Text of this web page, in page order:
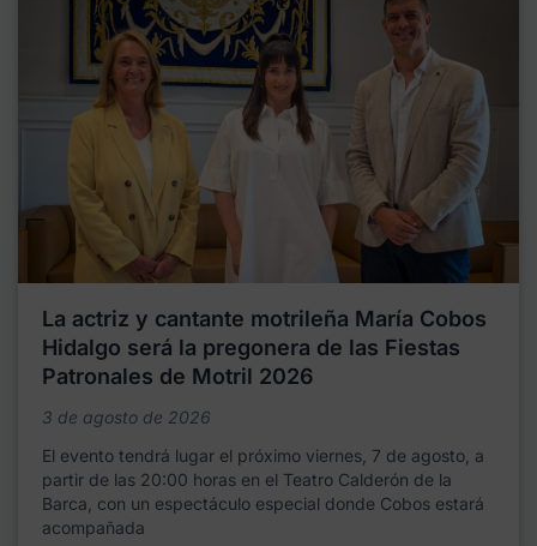
La actriz y cantante motrileña María Cobos
Hidalgo será la pregonera de las Fiestas
Patronales de Motril 2026
3 de agosto de 2026
El evento tendrá lugar el próximo viernes, 7 de agosto, a
partir de las 20:00 horas en el Teatro Calderón de la
Barca, con un espectáculo especial donde Cobos estará
acompañada